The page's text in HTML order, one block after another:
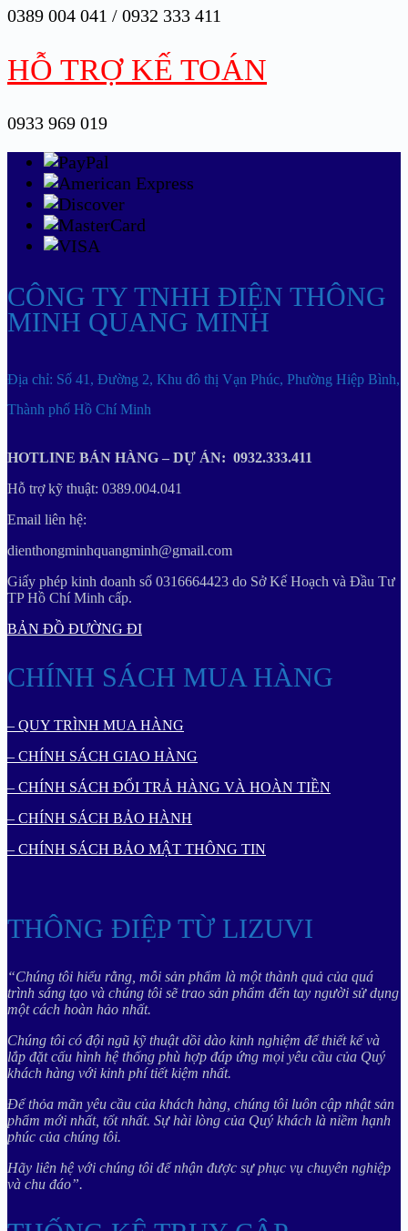
0389 004 041 / 0932 333 411
HỖ TRỢ KẾ TOÁN
0933 969 019
CÔNG TY TNHH ĐIỆN THÔNG
MINH QUANG MINH
Địa chỉ: Số 41, Đường 2, Khu đô thị Vạn Phúc, Phường Hiệp Bình,
Thành phố Hồ Chí Minh
HOTLINE BÁN HÀNG – DỰ ÁN: 0932.333.411
Hỗ trợ kỹ thuật: 0389.004.041
Email liên hệ:
dienthongminhquangminh@gmail.com
Giấy phép kinh doanh số 0316664423 do Sở Kế Hoạch và Đầu Tư
TP Hồ Chí Minh cấp.
BẢN ĐỒ ĐƯỜNG ĐI
CHÍNH SÁCH MUA HÀNG
– QUY TRÌNH MUA HÀNG
– CHÍNH SÁCH GIAO HÀNG
– CHÍNH SÁCH ĐỔI TRẢ HÀNG VÀ HOÀN TIỀN
– CHÍNH SÁCH BẢO HÀNH
– CHÍNH SÁCH BẢO MẬT THÔNG TIN
THÔNG ĐIỆP TỪ LIZUVI
“Chúng tôi hiểu rằng, mỗi sản phẩm là một thành quả của quá
trình sáng tạo và chúng tôi sẽ trao sản phẩm đến tay người sử dụng
một cách hoàn hảo nhất.
Chúng tôi có đội ngũ kỹ thuật dồi dào kinh nghiệm để thiết kế và
lắp đặt cấu hình hệ thống phù hợp đáp ứng mọi yêu cầu của Quý
khách hàng với kinh phí tiết kiệm nhất.
Để thỏa mãn yêu cầu của khách hàng, chúng tôi luôn cập nhật sản
phẩm mới nhất, tốt nhất. Sự hài lòng của Quý khách là niềm hạnh
phúc của chúng tôi.
Hãy liên hệ với chúng tôi để nhận được sự phục vụ chuyên nghiệp
và chu đáo”.